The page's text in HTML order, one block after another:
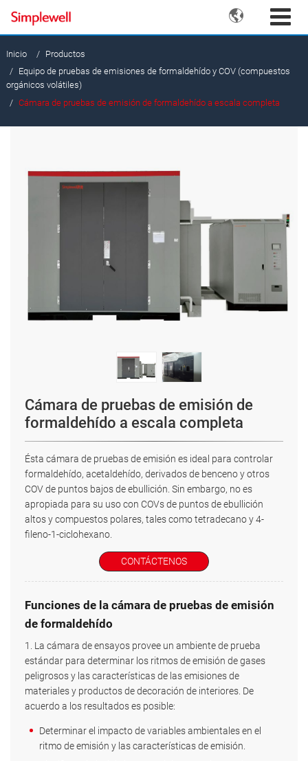

Inicio
Productos
Equipo de pruebas de emisiones de formaldehído y COV (compuestos
orgánicos volátiles)
Cámara de pruebas de emisión de formaldehído a escala completa
Cámara de pruebas de emisión de
formaldehído a escala completa
Ésta cámara de pruebas de emisión es ideal para controlar
formaldehído, acetaldehído, derivados de benceno y otros
COV de puntos bajos de ebullición. Sin embargo, no es
apropiada para su uso con COVs de puntos de ebullición
altos y compuestos polares, tales como tetradecano y 4-
fileno-1-ciclohexano.
CONTÁCTENOS
Funciones de la cámara de pruebas de emisión
de formaldehído
1. La cámara de ensayos provee un ambiente de prueba
estándar para determinar los ritmos de emisión de gases
peligrosos y las características de las emisiones de
materiales y productos de decoración de interiores. De
acuerdo a los resultados es posible:
Determinar el impacto de variables ambientales en el
ritmo de emisión y las características de emisión.